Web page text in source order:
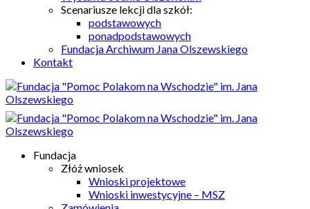
Scenariusze lekcji dla szkół:
podstawowych
ponadpodstawowych
Fundacja Archiwum Jana Olszewskiego
Kontakt
Fundacja
Złóż wniosek
Wnioski projektowe
Wnioski inwestycyjne – MSZ